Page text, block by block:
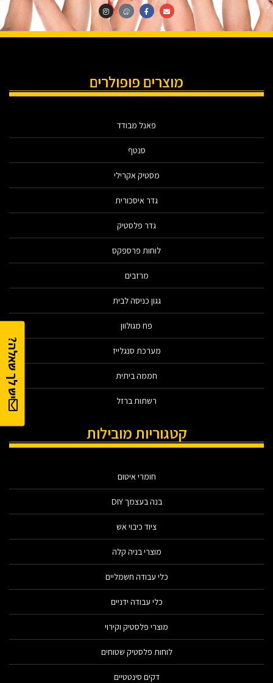
יש לך שאלה?
מוצרים פופולרים
פאנל מבודד
סנטף
מסטיק אקרילי
גדר איסכורית
גדר פלסטיק
לוחות פרספקס
מרזבים
גגון כניסה לבית
פח מגולוון
מערכת סנגלייז
חממה ביתית
רשתות ברזל
קטגוריות מובילות
חומרי איטום
בנה בעצמך DIY
ציוד כיבוי אש
מוצרי בניה קלה
כלי עבודה חשמליים
כלי עבודה ידניים
מוצרי פלסטיק וקירוי
לוחות פלסטיק שטוחים
דקים סינטטיים